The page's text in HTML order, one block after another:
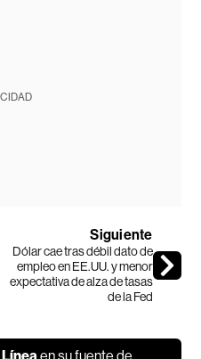
Siguiente
Dólar cae tras débil dato de
empleo en EE.UU. y menor
expectativa de alza de tasas
de la Fed